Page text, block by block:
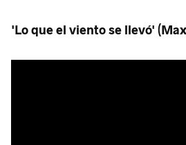
'Lo que el viento se llevó'